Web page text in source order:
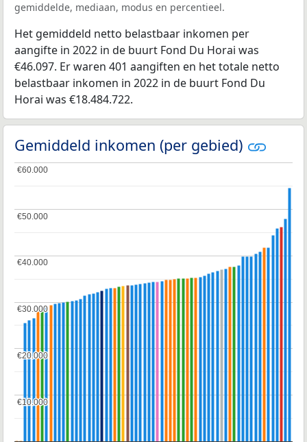
gemiddelde, mediaan, modus en percentieel.
Het gemiddeld netto belastbaar inkomen per
aangifte in 2022 in de buurt Fond Du Horai was
€46.097. Er waren 401 aangiften en het totale netto
belastbaar inkomen in 2022 in de buurt Fond Du
Horai was €18.484.722.
Gemiddeld inkomen (per gebied)
€10.000
€10.000
€20.000
€20.000
€30.000
€30.000
€40.000
€40.000
€50.000
€50.000
€60.000
€60.000